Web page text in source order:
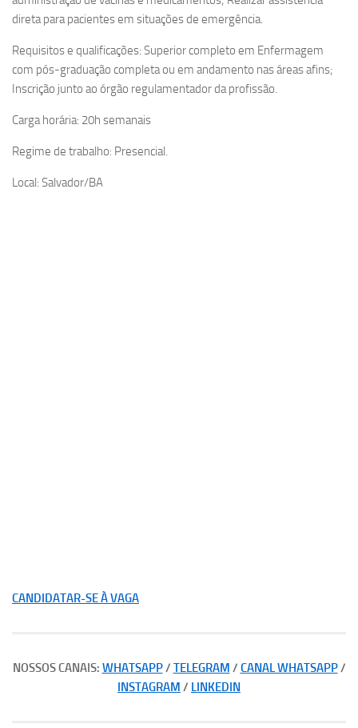
direta para pacientes em situações de emergência.
Requisitos e qualificações: Superior completo em Enfermagem
com pós-graduação completa ou em andamento nas áreas afins;
Inscrição junto ao órgão regulamentador da profissão.
Carga horária: 20h semanais
Regime de trabalho: Presencial.
Local: Salvador/BA
CANDIDATAR-SE À VAGA
NOSSOS CANAIS: WHATSAPP/ TELEGRAM / CANAL WHATSAPP/
INSTAGRAM / LINKEDIN